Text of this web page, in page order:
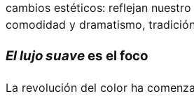
cambios estéticos: reflejan
comodidad y dramatismo,
El lujo suavees el foco
La revolución del color ha